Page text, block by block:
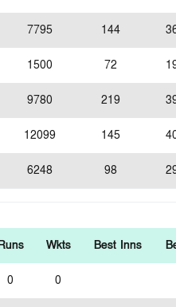
7795 144
1500 72
9780 219
12099 145
6248 98
Wkts Best Inns
0 0